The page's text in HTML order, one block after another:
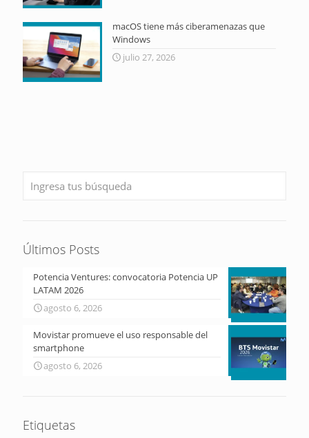
macOS tiene más ciberamenazas que
Windows
julio 27, 2026
Últimos Posts
Potencia Ventures: convocatoria Potencia UP
LATAM 2026
agosto 6, 2026
Movistar promueve el uso responsable del
smartphone
agosto 6, 2026
Etiquetas